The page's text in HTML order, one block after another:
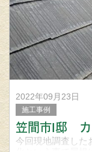
2022年09月23日
施工事例
笠間市I邸 カ
今回現地調査した